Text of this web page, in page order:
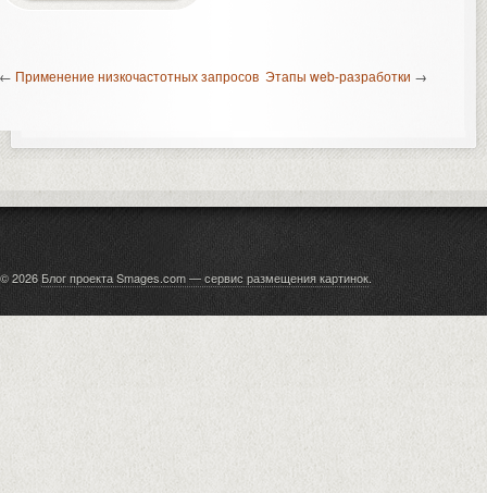
Применение низкочастотных запросов Этапы web-разработки →
© 2026 Блог проекта Smages.com — сервис размещения картинок.